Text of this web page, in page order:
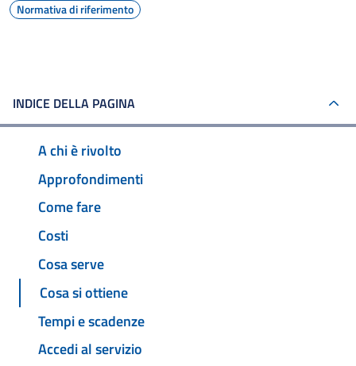
Normativa di riferimento
INDICE DELLA PAGINA
A chi è rivolto
Approfondimenti
Come fare
Costi
Cosa serve
Cosa si ottiene
Tempi e scadenze
Accedi al servizio